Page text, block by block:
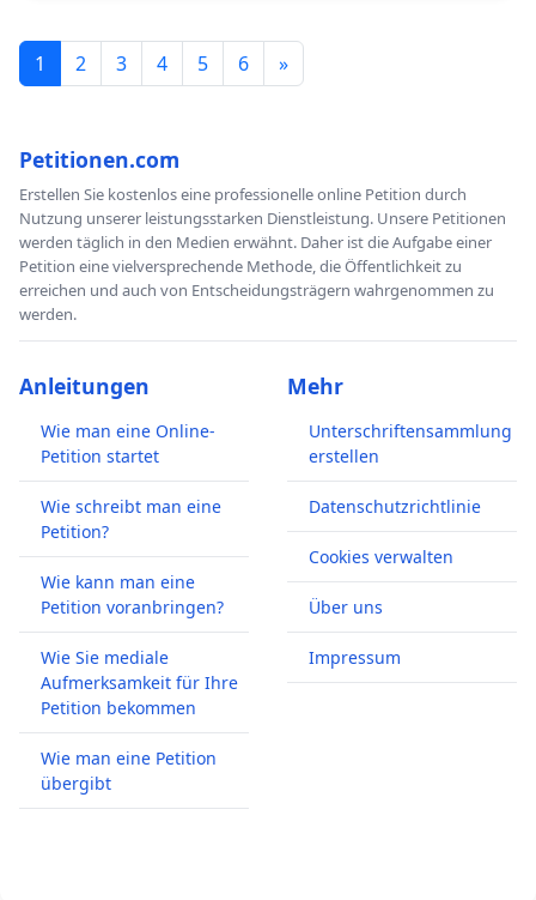
1 2 3 4 5 6 »
Petitionen.com
Erstellen Sie kostenlos eine professionelle online Petition durch
Nutzung unserer leistungsstarken Dienstleistung. Unsere Petitionen
werden täglich in den Medien erwähnt. Daher ist die Aufgabe einer
Petition eine vielversprechende Methode, die Öffentlichkeit zu
erreichen und auch von Entscheidungsträgern wahrgenommen zu
werden.
Anleitungen
Wie man eine Online-
Petition startet
Wie schreibt man eine
Petition?
Wie kann man eine
Petition voranbringen?
Wie Sie mediale
Aufmerksamkeit für Ihre
Petition bekommen
Wie man eine Petition
übergibt
Mehr
Unterschriftensammlung
erstellen
Datenschutzrichtlinie
Cookies verwalten
Über uns
Impressum